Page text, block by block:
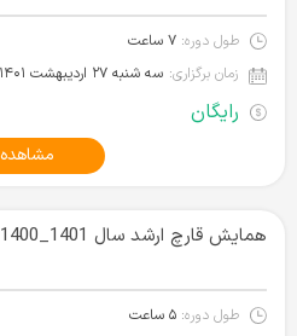
طول دوره: ۷ ساعت
زمان برگزاری: سه شنبه ۲۷ اردیبهشت ۱۴۰۱‌ ساعت ۱۳:۰۰
رایگان
مشاهده
همایش قارچ ارشد سال 1401_1400 دکتر فلاح
طول دوره: ۵ ساعت